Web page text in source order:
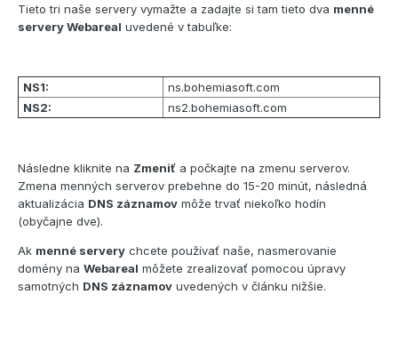
Tieto tri naše servery vymažte a zadajte si tam tieto dva menné
servery Webareal uvedené v tabuľke:
NS1:
ns.bohemiasoft.com
NS2:
ns2.bohemiasoft.com
Následne kliknite na Zmeniť a počkajte na zmenu serverov.
Zmena menných serverov prebehne do 15-20 minút, následná
aktualizácia DNS záznamov môže trvať niekoľko hodín
(obyčajne dve).
Ak menné servery chcete používať naše, nasmerovanie
domény na Webareal môžete zrealizovať pomocou úpravy
samotných DNS záznamov uvedených v článku nižšie.